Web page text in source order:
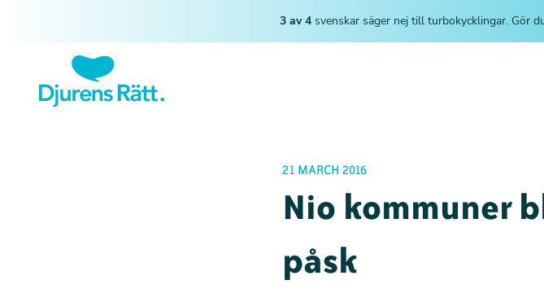
3 av 4 svenskar säger nej till turbokycklingar. Gör
21 MARCH 2016
Nio kommuner
påsk